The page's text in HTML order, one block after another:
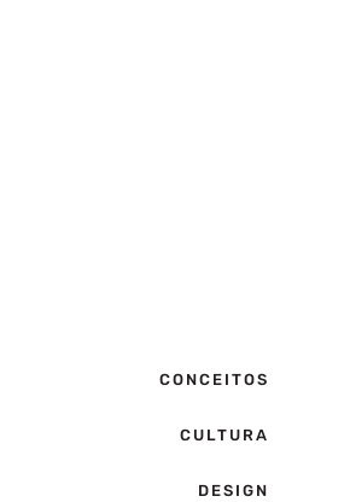
CONCEITOS
CULTURA
DESIGN